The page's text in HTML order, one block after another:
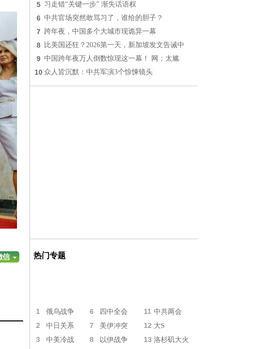
5 习走错“关键一步” 渐失话语权
6 中共官场突然敢骂习了，谁给的胆子？
7 跨年夜，中国多个大城市现诡异一幕
8 比美国还狂？2026第一天，新加坡发文告诫中
9 中国跨年夜万人倒数惊现这一幕！ 网：太尴
10 众人皆沉默：中共军演3个惊悚镜头
热门专题
1 俄乌战争 6 四中全会 11 中共两会
2 中日关系 7 美伊冲突 12 大S
3 中美冷战 8 以伊战争 13 洛杉矶大火